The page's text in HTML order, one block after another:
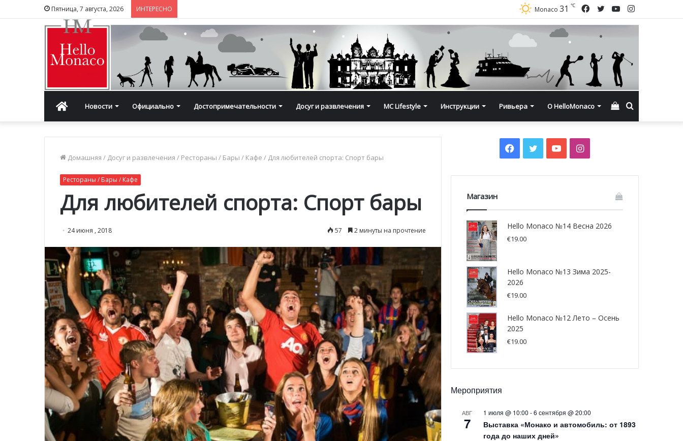
Пятница, 7 августа, 2026 ИНТЕРЕСНО Instagram
YouTube
Twitter
Facebook
Monaco 31 ℃
ГлавнаяНовости Официально Достопримечательности Досуг и развлечения MC Lifestyle Инструкции Ривьера О HelloMonaco Смотреть
Домашняя / Досуг и развлечения / Рестораны / Бары / Кафе / Для любителей спорта: Спорт бары
Рестораны / Бары / Кафе
Для любителей спорта: Спорт бары
24 июня , 2018 57 2 минуты на прочтение
Facebook
TwitterYouTubeInstagram
Магазин
Hello Monaco №14 Весна 2026
€19.00
Hello Monaco №13 Зима 2025-
2026
€19.00
Hello Monaco №12 Лето – Осень
2025
€19.00
Мероприятия
АВГ
7
1 июля @ 10:00 -6 сентября @ 20:00
Выставка «Монако и автомобиль: от 1893
года до наших дней»